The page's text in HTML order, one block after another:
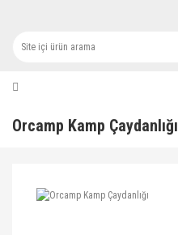
Orcamp Kamp Çaydanlığı